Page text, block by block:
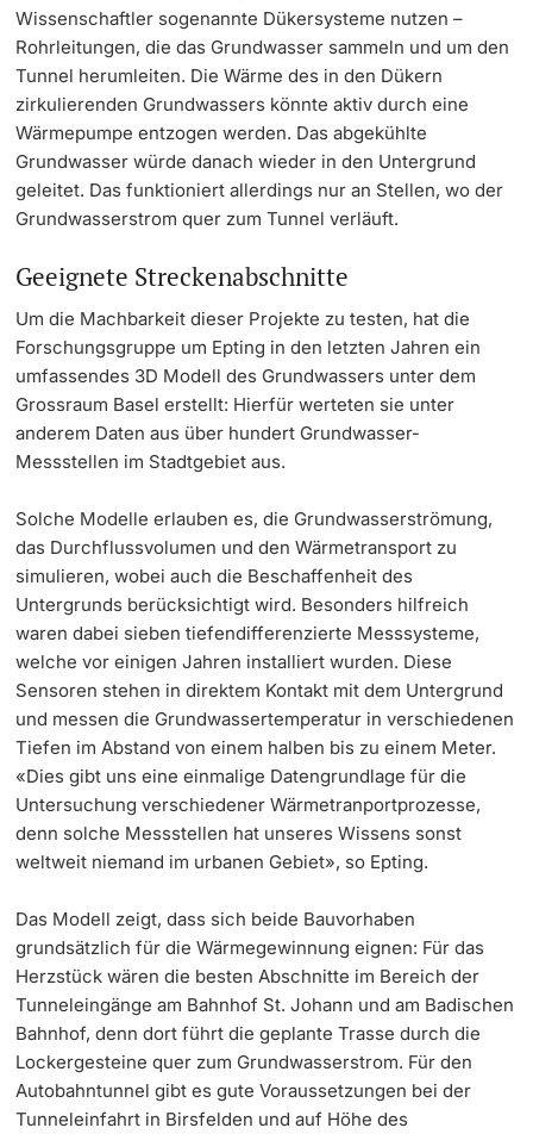
Wissenschaftler sogenannte Dükersysteme nutzen –
Rohrleitungen, die das Grundwasser sammeln und um den
Tunnel herumleiten. Die Wärme des in den Dükern
zirkulierenden Grundwassers könnte aktiv durch eine
Wärmepumpe entzogen werden. Das abgekühlte
Grundwasser würde danach wieder in den Untergrund
geleitet. Das funktioniert allerdings nur an Stellen, wo der
Grundwasserstrom quer zum Tunnel verläuft.
Geeignete Streckenabschnitte
Um die Machbarkeit dieser Projekte zu testen, hat die
Forschungsgruppe um Epting in den letzten Jahren ein
umfassendes 3D Modell des Grundwassers unter dem
Grossraum Basel erstellt: Hierfür werteten sie unter
anderem Daten aus über hundert Grundwasser-
Messstellen im Stadtgebiet aus.
Solche Modelle erlauben es, die Grundwasserströmung,
das Durchflussvolumen und den Wärmetransport zu
simulieren, wobei auch die Beschaffenheit des
Untergrunds berücksichtigt wird. Besonders hilfreich
waren dabei sieben tiefendifferenzierte Messsysteme,
welche vor einigen Jahren installiert wurden. Diese
Sensoren stehen in direktem Kontakt mit dem Untergrund
und messen die Grundwassertemperatur in verschiedenen
Tiefen im Abstand von einem halben bis zu einem Meter.
«Dies gibt uns eine einmalige Datengrundlage für die
Untersuchung verschiedener Wärmetranportprozesse,
denn solche Messstellen hat unseres Wissens sonst
weltweit niemand im urbanen Gebiet», so Epting.
Das Modell zeigt, dass sich beide Bauvorhaben
grundsätzlich für die Wärmegewinnung eignen: Für das
Herzstück wären die besten Abschnitte im Bereich der
Tunneleingänge am Bahnhof St. Johann und am Badischen
Bahnhof, denn dort führt die geplante Trasse durch die
Lockergesteine quer zum Grundwasserstrom. Für den
Autobahntunnel gibt es gute Voraussetzungen bei der
Tunneleinfahrt in Birsfelden und auf Höhe des